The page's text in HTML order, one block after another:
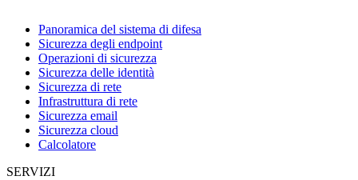
Panoramica del sistema di difesa
Sicurezza degli endpoint
Operazioni di sicurezza
Sicurezza delle identità
Sicurezza di rete
Infrastruttura di rete
Sicurezza email
Sicurezza cloud
Calcolatore
SERVIZI